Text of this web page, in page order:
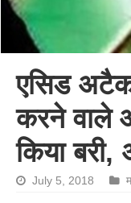
एसिड अटैक
करने वाले
किया
July 5, 2018